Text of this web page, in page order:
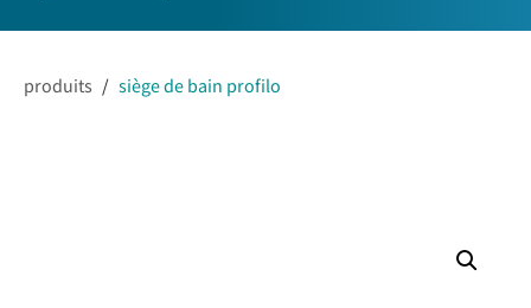
produits / siège de bain profilo